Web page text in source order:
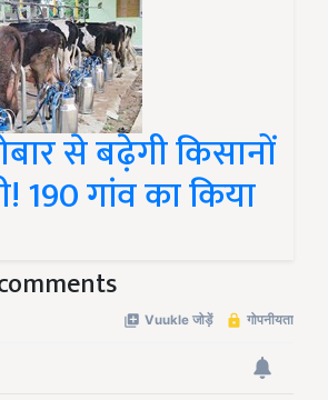
से बढ़ेगी किसानों
190 गांव का किया